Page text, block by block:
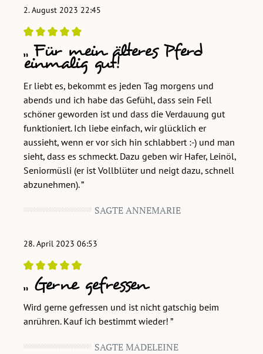
2. August 2023 22:45
Bewertung mit 5 von 5 Sternen
Für mein älteres Pferd
einmalig gut!
Er liebt es, bekommt es jeden Tag morgens und
abends und ich habe das Gefühl, dass sein Fell
schöner geworden ist und dass die Verdauung gut
funktioniert. Ich liebe einfach, wir glücklich er
aussieht, wenn er vor sich hin schlabbert :-) und man
sieht, dass es schmeckt. Dazu geben wir Hafer, Leinöl,
Seniormüsli (er ist Vollblüter und neigt dazu, schnell
abzunehmen).
SAGTE ANNEMARIE
28. April 2023 06:53
Bewertung mit 5 von 5 Sternen
Gerne gefressen
Wird gerne gefressen und ist nicht gatschig beim
anrühren. Kauf ich bestimmt wieder!
SAGTE MADELEINE